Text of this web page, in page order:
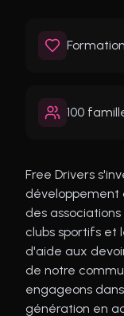
100
Free Drivers
développement
des
clubs sportifs
d'aide aux
de notre
engageons
génération en